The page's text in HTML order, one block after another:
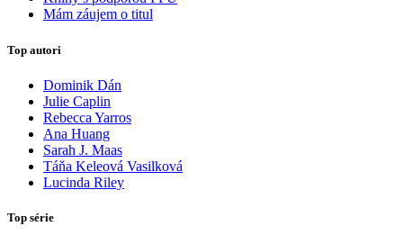
Mám záujem o titul
Top autori
Dominik Dán
Julie Caplin
Rebecca Yarros
Ana Huang
Sarah J. Maas
Táňa Keleová Vasilková
Lucinda Riley
Top série